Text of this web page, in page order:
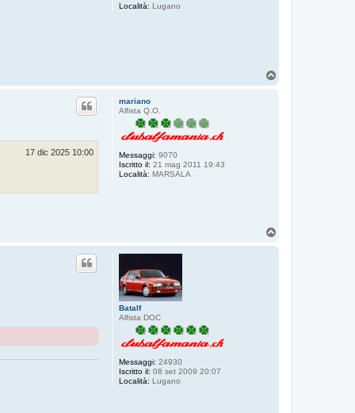
Località: Lugano
mariano
Alfista Q.O.
Messaggi: 9070
Iscritto il: 21 mag 2011 19:43
Località: MARSALA
17 dic 2025 10:00
Batalf
Alfista DOC
Messaggi: 24930
Iscritto il: 08 set 2009 20:07
Località: Lugano